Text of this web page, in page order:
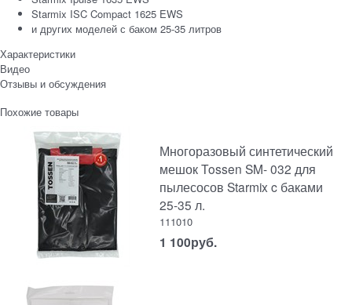
Starmix ISC Compact 1625 EWS
и других моделей с баком 25-35 литров
Характеристики
Видео
Отзывы и обсуждения
Похожие товары
Многоразовый синтетический
мешок Tossen SM- 032 для
пылесосов Starmix c баками
25-35 л.
111010
1 100руб.